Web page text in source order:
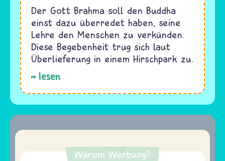
Der Gott Brahma soll den Buddha
einst dazu überredet haben, seine
Lehre den Menschen zu verkünden.
Diese Begebenheit trug sich laut
Überlieferung in einem Hirschpark zu.
lesen
Warum Werbung?